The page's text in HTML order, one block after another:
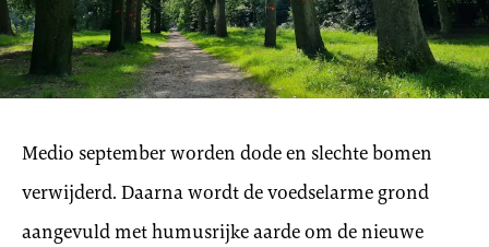
Medio september worden dode en slechte bomen
verwijderd. Daarna wordt de voedselarme grond
aangevuld met humusrijke aarde om de nieuwe